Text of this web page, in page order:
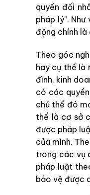
quyền đối
pháp lý”.
động chính là
Theo góc
hay cụ thể là
đình, kinh
có các
chủ thể đó
thể là cơ sở
được pháp
của mình.
trong các vụ
pháp luật
bảo vệ được